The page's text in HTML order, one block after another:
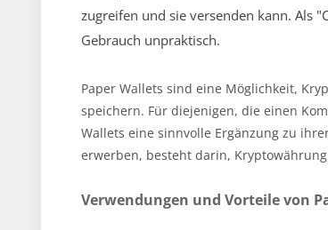
zugreifen und sie versenden kann. Als
Gebrauch unpraktisch.
Paper Wallets sind eine Möglichkeit,
speichern. Für diejenigen, die einen
Wallets eine sinnvolle Ergänzung zu
erwerben, besteht darin,
Verwendungen und Vorteile von